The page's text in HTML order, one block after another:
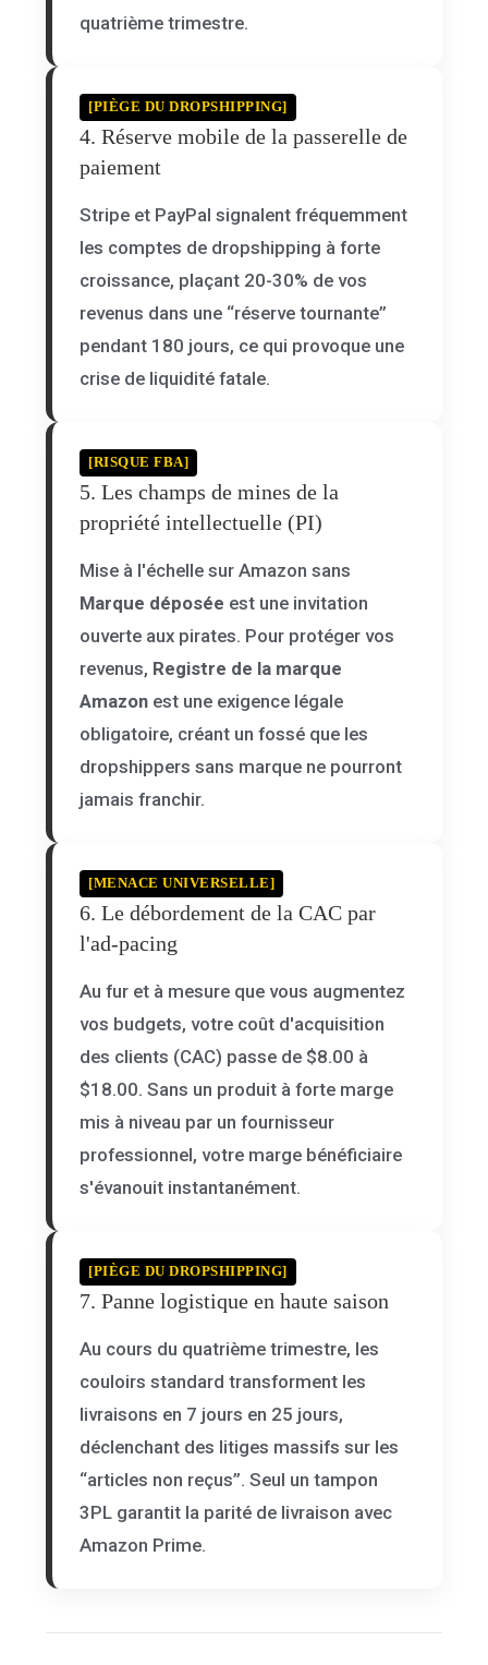
quatrième trimestre.
[PIÈGE DU DROPSHIPPING]
4. Réserve mobile de la passerelle de
paiement
Stripe et PayPal signalent fréquemment
les comptes de dropshipping à forte
croissance, plaçant 20-30% de vos
revenus dans une “réserve tournante”
pendant 180 jours, ce qui provoque une
crise de liquidité fatale.
[RISQUE FBA]
5. Les champs de mines de la
propriété intellectuelle (PI)
Mise à l'échelle sur Amazon sans
Marque déposée est une invitation
ouverte aux pirates. Pour protéger vos
revenus, Registre de la marque
Amazon est une exigence légale
obligatoire, créant un fossé que les
dropshippers sans marque ne pourront
jamais franchir.
[MENACE UNIVERSELLE]
6. Le débordement de la CAC par
l'ad-pacing
Au fur et à mesure que vous augmentez
vos budgets, votre coût d'acquisition
des clients (CAC) passe de $8.00 à
$18.00. Sans un produit à forte marge
mis à niveau par un fournisseur
professionnel, votre marge bénéficiaire
s'évanouit instantanément.
[PIÈGE DU DROPSHIPPING]
7. Panne logistique en haute saison
Au cours du quatrième trimestre, les
couloirs standard transforment les
livraisons en 7 jours en 25 jours,
déclenchant des litiges massifs sur les
“articles non reçus”. Seul un tampon
3PL garantit la parité de livraison avec
Amazon Prime.